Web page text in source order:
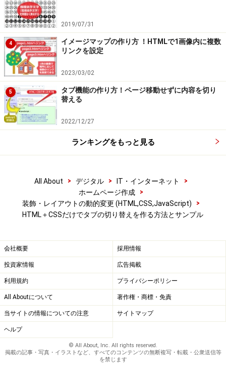
2019/07/31
4
イメージマップの作り方 ！HTMLで1画像内に複数
リンクを設定
2023/03/02
5
タブ機能の作り方！ページ移動せずに内容を切り
替える
2022/12/27
ランキングをもっと見る
All About > デジタル > IT・インターネット
>
ホームページ作成
>
装飾・レイアウトの動的変更 (HTML,CSS,JavaScript)
>
HTML＋CSSだけでタブの切り替えを作る方法とサンプル
会社概要 採用情報
投資家情報 広告掲載
利用規約 プライバシーポリシー
All Aboutについて 著作権・商標・免責
当サイトの情報についての注意 サイトマップ
ヘルプ
© All About, Inc. All rights reserved.
掲載の記事・写真・イラストなど、すべてのコンテンツの無断複写・転載・公衆送信等
を禁じます